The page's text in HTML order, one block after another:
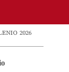
2026